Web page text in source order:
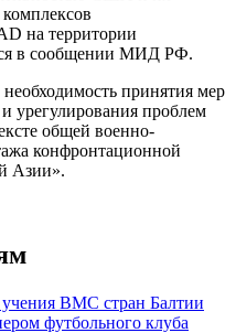
на территории
в сообщении МИД РФ.
принятия мер
урегулирования проблем
общей военно-
конфронтационной
Азии».
учения ВМС стран Балтии
футбольного клуба